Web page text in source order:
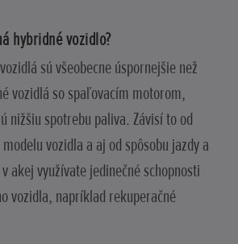
hybridné vozidlo?
sú všeobecne úspornejšie než
vozidlá so spaľovacím motorom,
nižšiu spotrebu paliva. Závisí to od
vozidla a aj od spôsobu jazdy a
akej využívate jedinečné schopnosti
vozidla, napríklad rekuperačné